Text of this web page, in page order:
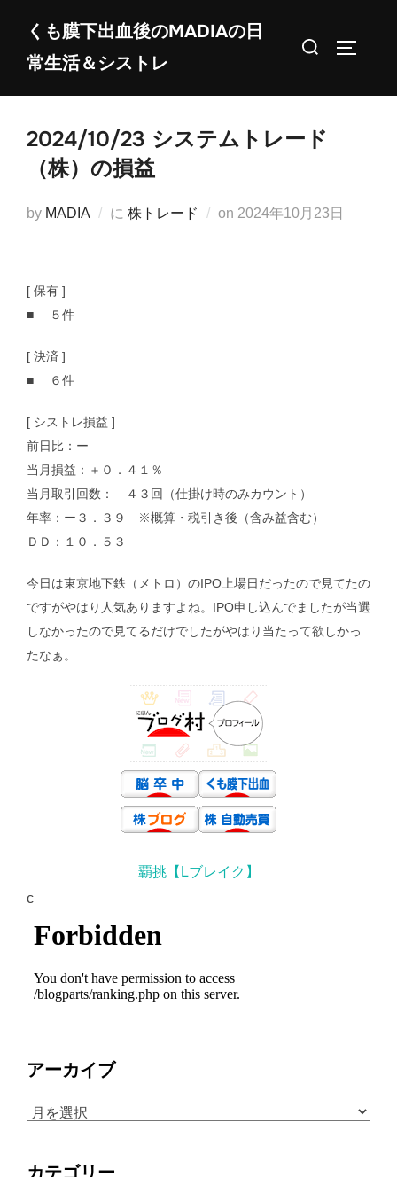
くも膜下出血後のMADIAの日
常生活＆シストレ
検
2024/10/23 システムトレード
（株）の損益
by MADIA に 株トレード on 投
2024年10月23日
[ 保有 ]
■ ５件
[ 決済 ]
■ ６件
[ シストレ損益 ]
前日比：ー
当月損益：＋０．４１％
当月取引回数： ４３回（仕掛け時のみカウント）
年率：ー３．３９ ※概算・税引き後（含み益含む）
ＤＤ：１０．５３
今日は東京地下鉄（メトロ）のIPO上場日だったので見てたの
ですがやはり人気ありますよね。IPO申し込んでましたが当選
しなかったので見てるだけでしたがやはり当たって欲しかっ
たなぁ。
覇挑【Lブレイク】
c
アーカイブ
ア